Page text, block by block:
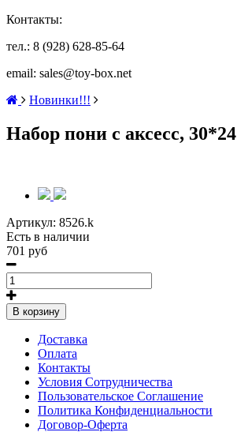
Контакты:
тел.: 8 (928) 628-85-64
email: sales@toy-box.net
Новинки!!!
Набор пони с аксесс, 30*24
Артикул: 8526.k
Есть в наличии
701 руб
В корзину
Доставка
Оплата
Контакты
Условия Сотрудничества
Пользовательское Соглашение
Политика Конфиденциальности
Договор-Оферта